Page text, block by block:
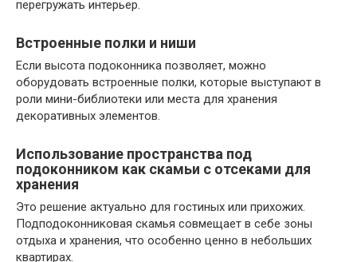
перегружать интерьер.
Встроенные полки и ниши
Если высота подоконника позволяет, можно
оборудовать встроенные полки, которые выступают в
роли мини-библиотеки или места для хранения
декоративных элементов.
Использование пространства под
подоконником как скамьи с отсеками для
хранения
Это решение актуально для гостиных или прихожих.
Подподоконниковая скамья совмещает в себе зоны
отдыха и хранения, что особенно ценно в небольших
квартирах.